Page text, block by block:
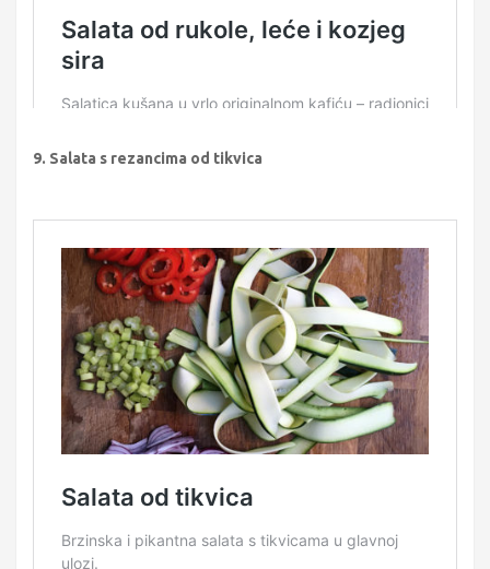
9. Salata s rezancima od tikvica